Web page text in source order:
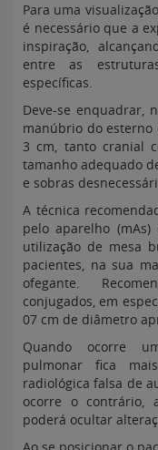
Para uma
é necessário que a
inspiração,
entre as
específicas.
Deve-se enquadrar,
manúbrio do esterno
3 cm, tanto cranial
tamanho adequado
e sobras
A técnica
pelo aparelho
utilização de mesa
pacientes, na sua
ofegante.
conjugados, em
07 cm de diâmetro
Quando ocorre
pulmonar fica
radiológica falsa de
ocorre o contrário,
poderá ocultar